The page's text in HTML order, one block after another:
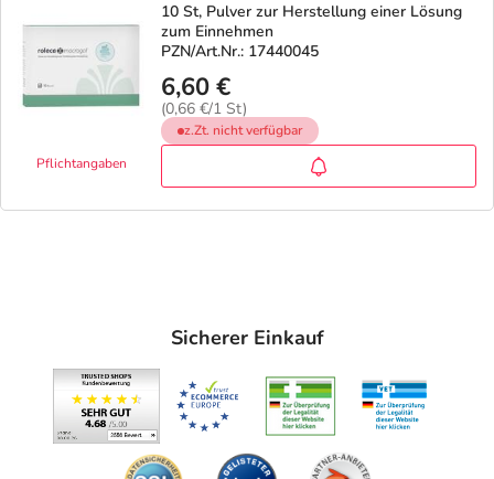
Pflichtangaben
10 St, Pulver zur Herstellung einer Lösung
zum Einnehmen
PZN/Art.Nr.: 17440045
6,60 €
(0,66 €/1 St)
z.Zt. nicht verfügbar
Sicherer Einkauf